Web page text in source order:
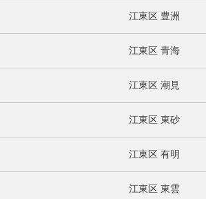
江東区 豊洲
江東区 青海
江東区 潮見
江東区 東砂
江東区 有明
江東区 東雲